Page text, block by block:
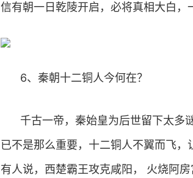
信有朝一日乾陵开启，必将真相大白，
6、秦朝十二铜人今何在？
千古一帝，秦始皇为后世留下太多
已不是那么重要，十二铜人不翼而飞，
有人说，西楚霸王攻克咸阳， 火烧阿